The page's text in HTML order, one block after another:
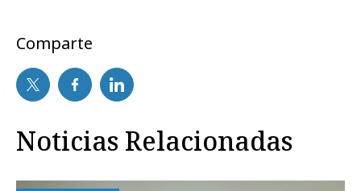
Comparte
Noticias Relacionadas